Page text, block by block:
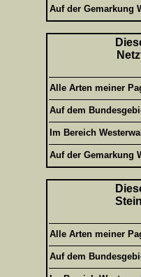
Auf der Gemarkung
Alle Arten meiner
Auf dem
Im Bereich
Auf der Gemarkung
Alle Arten meiner
Auf dem